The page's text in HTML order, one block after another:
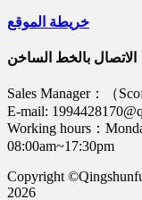
خريطة الموقع
الاتصال بالخط الساخن
Sales Manager：（
E-mail:
Working hours：
08:00am~17:30pm
Copyright
2026